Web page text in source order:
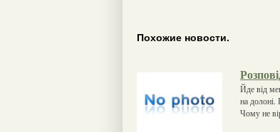
Похожие новости.
Йде від
на
Чому не